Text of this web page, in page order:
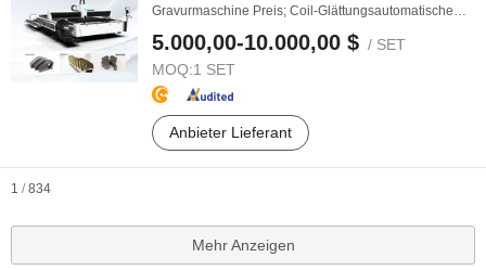
Gravurmaschine Preis; Coil-Glättungsautomatische
5.000,00-10.000,00 $ / SET
MOQ:1 SET
Anbieter Lieferant
1 / 834
Mehr Anzeigen